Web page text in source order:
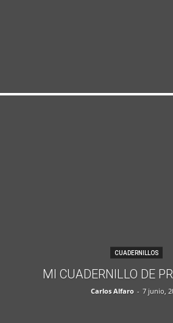
CUADERNILLOS
MI CUADERNILLO DE
Carlos Alfaro - 7 junio,